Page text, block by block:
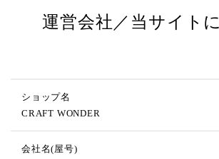
運営会社／当サイト
ショップ名
CRAFT WONDER
会社名(屋号)